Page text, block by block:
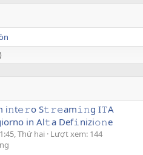
i𝚗t𝚎𝚛o S𝚝𝚛𝚎am𝚒𝚗g I𝚃A
in Al𝚝a Def𝚒nizi𝚘𝚗e
Thứ hai Lượt xem: 144